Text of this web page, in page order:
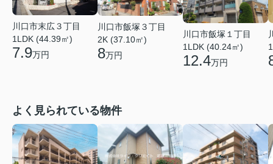
川口市末広３丁目
1LDK (44.39㎡)
7.9万円
川口市飯塚３丁目
2K (37.10㎡)
8万円
川口市飯塚１丁目
1LDK (40.24㎡)
12.4万円
よく見られている物件